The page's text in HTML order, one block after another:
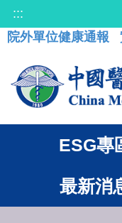
:::
院外單位健康通報
ESG專
最新消